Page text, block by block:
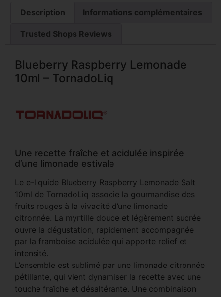
Description Informations complémentaires
Trusted Shops Reviews
Blueberry Raspberry Lemonade
10ml – TornadoLiq
Une recette fraîche et acidulée inspirée
d’une limonade estivale
Le e-liquide Blueberry Raspberry Lemonade Salt
10ml de TornadoLiq associe la gourmandise des
fruits rouges à la vivacité d’une limonade
citronnée. La myrtille douce et légèrement sucrée
ouvre la dégustation, rapidement accompagnée
par la framboise acidulée qui apporte relief et
intensité.
L’ensemble est sublimé par une limonade citronnée
pétillante, qui vient dynamiser la recette avec une
touche fraîche et désaltérante. Une combinaison